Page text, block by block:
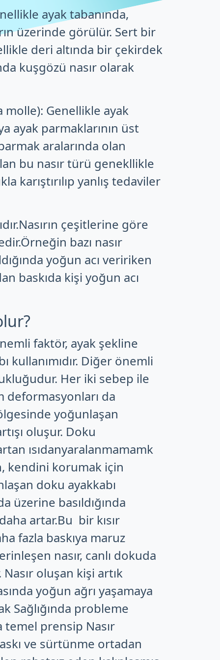
ayak tabanında,
üzerinde görülür. Sert bir
deri altında bir çekirdek
kuşgözü nasır olarak
molle): Genellikle ayak
ayak parmaklarının üst
aralarında olan
bu nasır türü genekllikle
karıştırılıp yanlış tedaviler
çeşitlerine göre
bazı nasır
yoğun acı veririken
baskıda kişi yoğun acı
faktör, ayak şekline
kullanımıdır. Diğer önemli
Her iki sebep ile
deformasyonları da
yoğunlaşan
oluşur. Doku
ısıdanyaralanmamamk
kendini korumak için
doku ayakkabı
üzerine basıldığında
artar.Bu bir kısır
fazla baskıya maruz
nasır, canlı dokuda
oluşan kişi artık
yoğun ağrı yaşamaya
Sağlığında probleme
temel prensip Nasır
ve sürtünme ortadan